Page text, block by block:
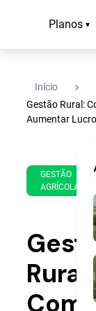
Planos ▾
Início navigate_next
Gestão Rural:
Aumentar
GESTÃO
AGRÍCOLA
Rural: